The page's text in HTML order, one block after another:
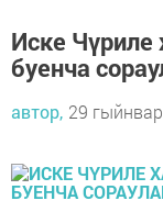
Иске Чүриле
буенча
автор, 29